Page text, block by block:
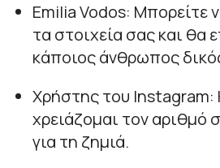
Emilia Vodos: Μπορείτε
τα στοιχεία σας και θα
κάποιος άνθρωπος
Χρήστης του Instagram:
χρειάζομαι τον αριθμό
για τη ζημιά.